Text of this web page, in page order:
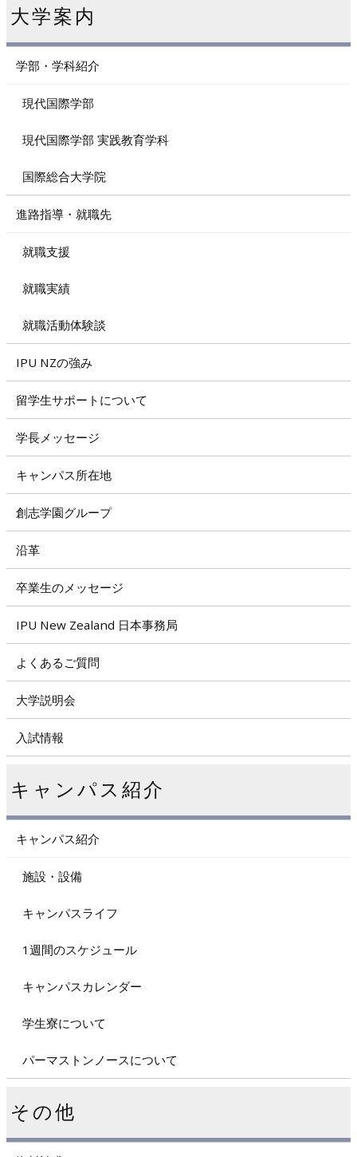
大学案内
学部・学科紹介
現代国際学部
現代国際学部 実践教育学科
国際総合大学院
進路指導・就職先
就職支援
就職実績
就職活動体験談
IPU NZの強み
留学生サポートについて
学長メッセージ
キャンパス所在地
創志学園グループ
沿革
卒業生のメッセージ
IPU New Zealand 日本事務局
よくあるご質問
大学説明会
入試情報
キャンパス紹介
キャンパス紹介
施設・設備
キャンパスライフ
1週間のスケジュール
キャンパスカレンダー
学生寮について
パーマストンノースについて
その他